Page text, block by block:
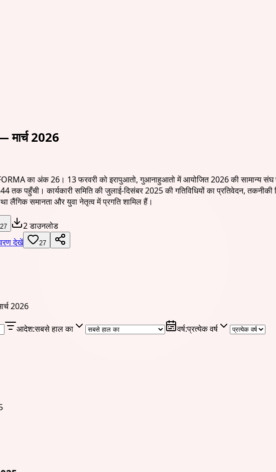
2026
का अंक 26। 13 फरवरी को इरापुआतो, गुआनाहुआतो में आयोजित 2026 की सामान्य संघ
पहुँची। कार्यकारी समिति की जुलाई-दिसंबर 2025 की गतिविधियों का प्रतिवेदन, तकनीकी
लैंगिक समानता और युवा नेतृत्व में प्रगति शामिल हैं।
27
2 डाउनलोड
देखें 27
2026
आदेश:सबसे हाल का वर्ष:प्रत्येक वर्ष